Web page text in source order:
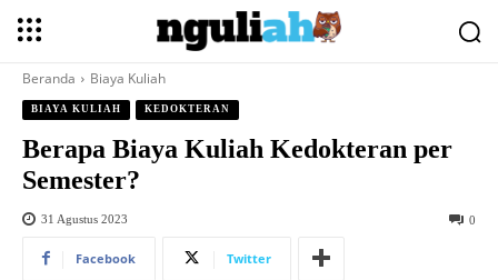
Beranda Biaya Kuliah
BIAYA KULIAH KEDOKTERAN
Berapa Biaya Kuliah Kedokteran per
Semester?
31 Agustus 2023 0
Facebook Twitter